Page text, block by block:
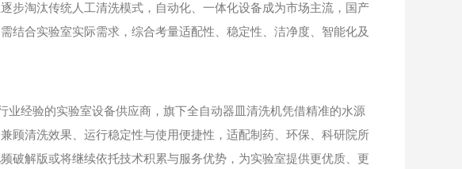
淘汰传统人工清洗模式，自动化、一体化设备成为市场主流，国产
结合实验室实际需求，综合考量适配性、稳定性、洁净度、智能化及
经验的实验室设备供应商，旗下全自动器皿清洗机凭借精准的水源
顾清洗效果、运行稳定性与使用便捷性，适配制药、环保、科研院所
破解版或将继续依托技术积累与服务优势，为实验室提供更优质、更